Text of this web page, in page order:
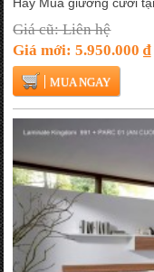
Giá cũ: Liên hệ
Giá mới: 5.950.000
MUA NGAY